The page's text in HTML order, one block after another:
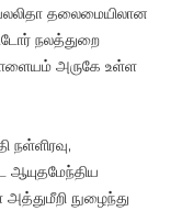
தலைமையிலான
நலத்துறை
அருகே உள்ள
ஆயுதமேந்திய
நுழைந்து